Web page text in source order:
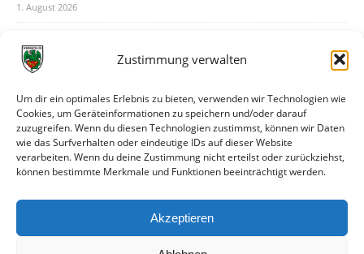
Zustimmung verwalten
Um dir ein optimales Erlebnis zu bieten, verwenden wir Technologien wie
Cookies, um Geräteinformationen zu speichern und/oder darauf
zuzugreifen. Wenn du diesen Technologien zustimmst, können wir Daten
wie das Surfverhalten oder eindeutige IDs auf dieser Website
verarbeiten. Wenn du deine Zustimmung nicht erteilst oder zurückziehst,
können bestimmte Merkmale und Funktionen beeinträchtigt werden.
Akzeptieren
1. August 2026
31. Juli 2026
30. Juli 2026
Deine Spielminute: 89+1
28. Juli 2026
Neuer Rückensponsor
Neue Podcast-Folge: So tickt Björn!
27. Juli 2026